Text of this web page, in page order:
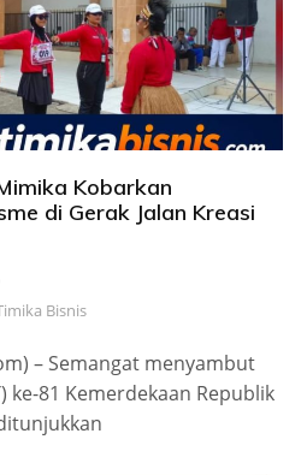
Kobarkan
di Gerak Jalan Kreasi
Bisnis
– Semangat menyambut
ke-81 Kemerdekaan Republik